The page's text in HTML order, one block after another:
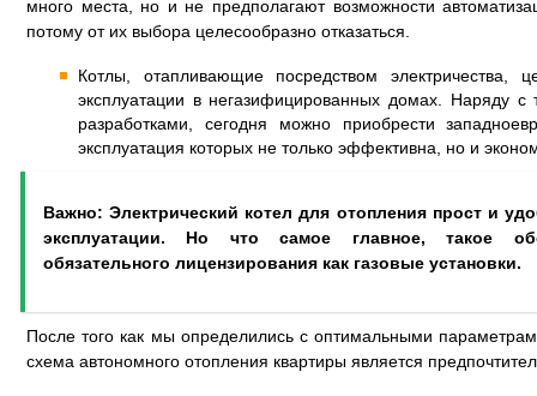
много места, но и не предполагают возможности
потому от их выбора целесообразно отказаться.
Котлы, отапливающие посредством электричества,
эксплуатации в негазифицированных домах. Наряду с
разработками, сегодня можно приобрести
эксплуатация которых не только эффективна, но и
Важно: Электрический котел для отопления прост и
эксплуатации. Но что самое главное, такое
обязательного лицензирования как газовые установки.
После того как мы определились с оптимальными
схема автономного отопления квартиры является